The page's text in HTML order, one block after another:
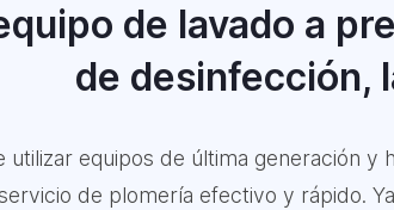
de lavado a
de desinfección,
utilizar equipos de última generación
de plomería efectivo y rápido.